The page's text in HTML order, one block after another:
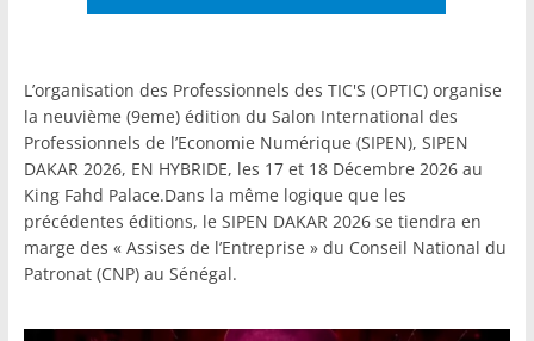
L’organisation des Professionnels des TIC'S (OPTIC) organise
la neuvième (9eme) édition du Salon International des
Professionnels de l’Economie Numérique (SIPEN), SIPEN
DAKAR 2026, EN HYBRIDE, les 17 et 18 Décembre 2026 au
King Fahd Palace.Dans la même logique que les
précédentes éditions, le SIPEN DAKAR 2026 se tiendra en
marge des « Assises de l’Entreprise » du Conseil National du
Patronat (CNP) au Sénégal.